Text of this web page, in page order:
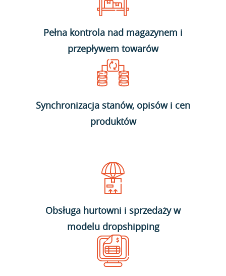
Pełna kontrola nad magazynem i
przepływem towarów
Synchronizacja stanów, opisów i cen
produktów
Obsługa hurtowni i sprzedaży w
modelu dropshipping